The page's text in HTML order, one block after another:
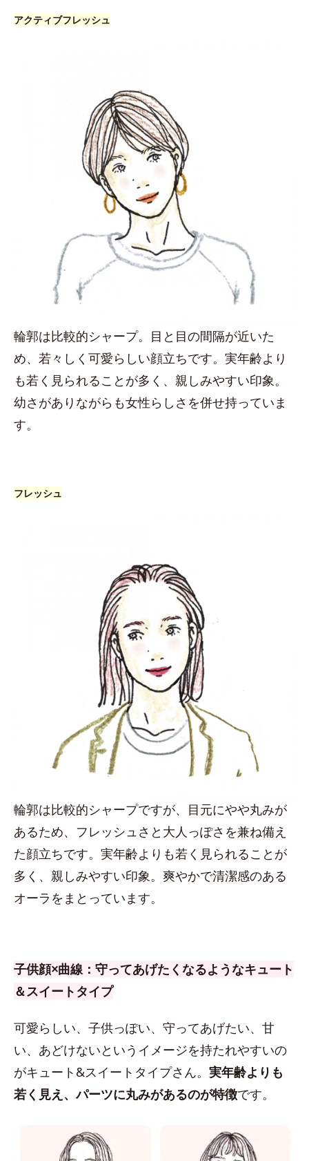
アクティブフレッシュ
輪郭は比較的シャープ。目と目の間隔が近いた
め、若々しく可愛らしい顔立ちです。実年齢より
も若く見られることが多く、親しみやすい印象。
幼さがありながらも女性らしさを併せ持っていま
す。
フレッシュ
輪郭は比較的シャープですが、目元にやや丸みが
あるため、フレッシュさと大人っぽさを兼ね備え
た顔立ちです。実年齢よりも若く見られることが
多く、親しみやすい印象。爽やかで清潔感のある
オーラをまとっています。
子供顔×曲線：守ってあげたくなるようなキュート
＆スイートタイプ
可愛らしい、子供っぽい、守ってあげたい、甘
い、あどけないというイメージを持たれやすいの
がキュート&スイートタイプさん。 実年齢よりも
若く見え、パーツに丸みがあるのが特徴です。